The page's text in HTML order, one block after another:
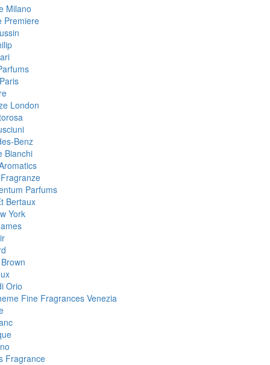
Milano
Premiere
London
Benz
Bianchi
Parfums
Bertaux
York
Orio
Fine Fragrances Venezia
Fragrance